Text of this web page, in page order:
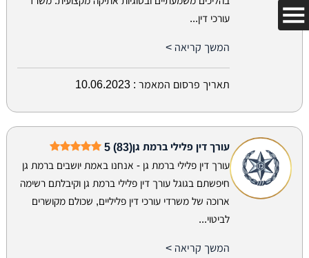
עורכי דין...
המשך קריאה >
תאריך פרסום המאמר : 10.06.2023
עורך דין פלילי ברמת גן5 (83)
עורך דין פלילי ברמת גן - אנחנו באמת יושבים ברמת גן
חיפשתם בגוגל עורך דין פלילי ברמת גן וקיבלתם רשימה
ארוכה של משרדי עורכי דין פליליים, שכולם מקושרים
לביטוי...
המשך קריאה >